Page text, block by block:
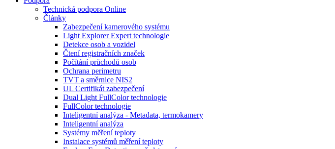
Technická podpora Online
Články
Zabezpečení kamerového systému
Light Explorer Expert technologie
Detekce osob a vozidel
Čtení registračních značek
Počítání průchodů osob
Ochrana perimetru
TVT a směrnice NIS2
UL Certifikát zabezpečení
Dual Light FullColor technologie
FullColor technologie
Inteligentní analýza - Metadata, termokamery
Inteligentní analýza
Systémy měření teploty
Instalace systémů měření teploty